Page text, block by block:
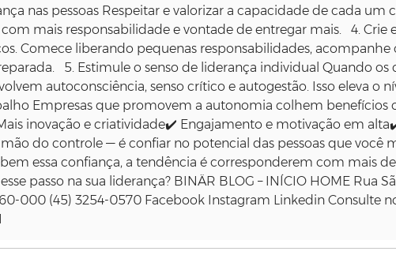
nas pessoas Respeitar e valorizar a capacidade de cada
mais responsabilidade e vontade de entregar mais. 4. Crie
Comece liberando pequenas responsabilidades,
5. Estimule o senso de liderança individual Quando
autoconsciência, senso crítico e autogestão. Isso eleva o
Empresas que promovem a autonomia colhem
inovação e criatividade✔️ Engajamento e motivação em
do controle — é confiar no potencial das pessoas que você
essa confiança, a tendência é corresponderem com mais
passo na sua liderança? BINÄR BLOG – INÍCIO HOME Rua
000 (45) 3254-0570 Facebook Instagram Linkedin Consulte